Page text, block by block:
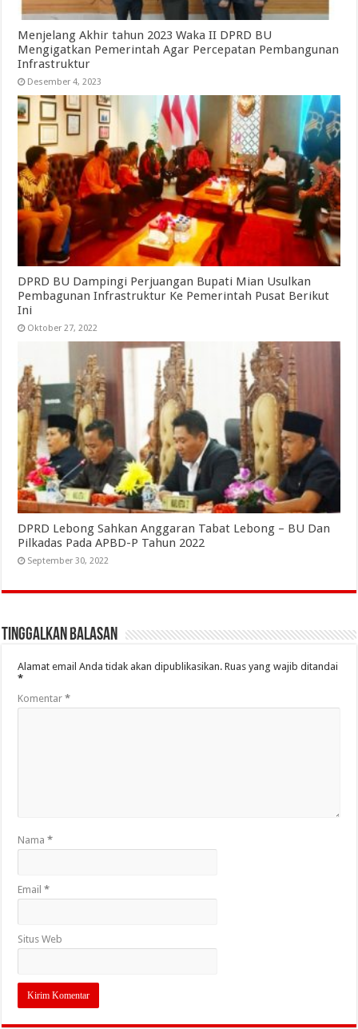
Menjelang Akhir tahun 2023 Waka II DPRD BU
Mengigatkan Pemerintah Agar Percepatan Pembangunan
Infrastruktur
Desember 4, 2023
DPRD BU Dampingi Perjuangan Bupati Mian Usulkan
Pembagunan Infrastruktur Ke Pemerintah Pusat Berikut
Ini
Oktober 27, 2022
DPRD Lebong Sahkan Anggaran Tabat Lebong – BU Dan
Pilkadas Pada APBD-P Tahun 2022
September 30, 2022
Tinggalkan Balasan
Alamat email Anda tidak akan dipublikasikan. Ruas yang wajib ditandai
*
Komentar*
Nama*
Email*
Situs Web